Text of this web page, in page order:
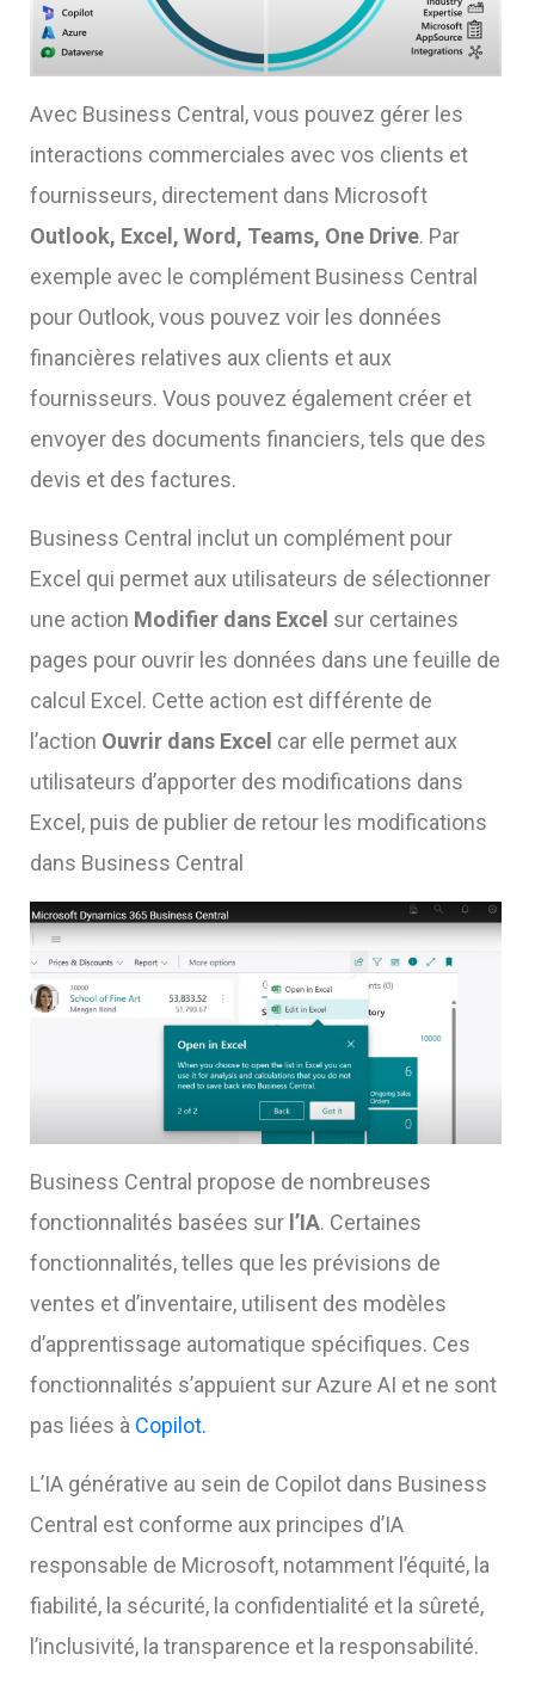
Avec Business Central, vous pouvez gérer les
interactions commerciales avec vos clients et
fournisseurs, directement dans Microsoft
Outlook, Excel, Word, Teams, One Drive. Par
exemple avec le complément Business Central
pour Outlook, vous pouvez voir les données
financières relatives aux clients et aux
fournisseurs. Vous pouvez également créer et
envoyer des documents financiers, tels que des
devis et des factures.
Business Central inclut un complément pour
Excel qui permet aux utilisateurs de sélectionner
une action Modifier dans Excel sur certaines
pages pour ouvrir les données dans une feuille de
calcul Excel. Cette action est différente de
l’action Ouvrir dans Excel car elle permet aux
utilisateurs d’apporter des modifications dans
Excel, puis de publier de retour les modifications
dans Business Central
Business Central propose de nombreuses
fonctionnalités basées sur l’IA. Certaines
fonctionnalités, telles que les prévisions de
ventes et d’inventaire, utilisent des modèles
d’apprentissage automatique spécifiques. Ces
fonctionnalités s’appuient sur Azure AI et ne sont
pas liées à Copilot.
L’IA générative au sein de Copilot dans Business
Central est conforme aux principes d’IA
responsable de Microsoft, notamment l’équité, la
fiabilité, la sécurité, la confidentialité et la sûreté,
l’inclusivité, la transparence et la responsabilité.